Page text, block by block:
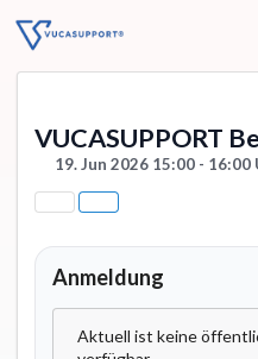
VUCASUPPORT
19. Jun 2026 15:00 - 16:00
Anmeldung
Aktuell ist keine